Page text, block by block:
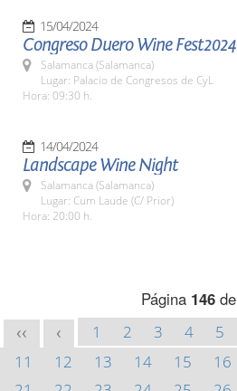
15/04/2024
Congreso Duero Wine Fest2024
Salamanca (Salamanca)
Lugar: Palacio de Congresos de CyL
Hora: 09:30 h.
14/04/2024
Landscape Wine Night
Salamanca (Salamanca)
Lugar: Cum Laude (C/ Prior)
Hora: 20:00 h.
Página 146de
<< < 1 2 3 4 5
11
12 13 14 15 16